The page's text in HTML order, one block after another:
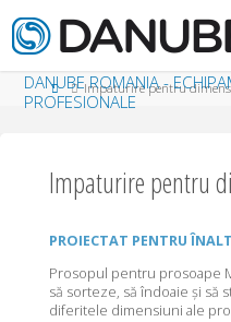
DANUBE ROMANIA -
PROFESIONALE
HomeImpaturire pentru
Impaturire pentru
PROIECTAT PENTRU
Prosopul pentru prosoape
să sorteze, să îndoaie și să
diferitele dimensiuni ale